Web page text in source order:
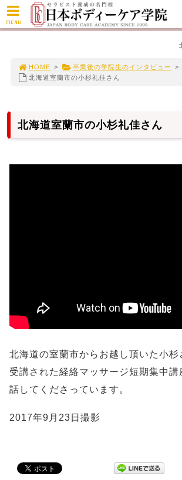
HOME > 卒業後の学院生のインタビュー
>
北海道室蘭市の小杉礼佳さん
北海道室蘭市の小杉礼佳さん
北海道の室蘭市からお越し頂いた小杉
受講された経絡マッサージ短期集中講
話してくださっています。
2017年9月23日撮影
MENU